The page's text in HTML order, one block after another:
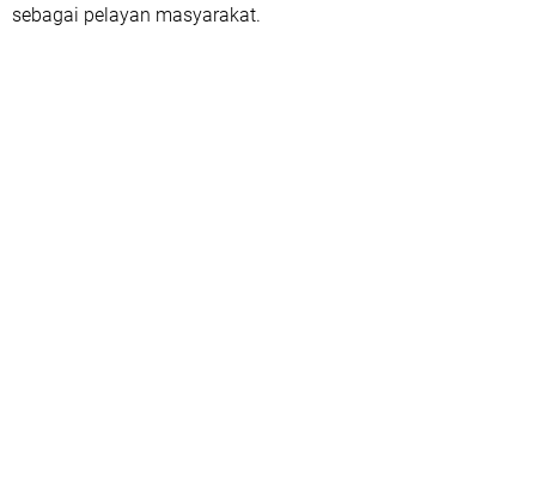
sebagai pelayan masyarakat.